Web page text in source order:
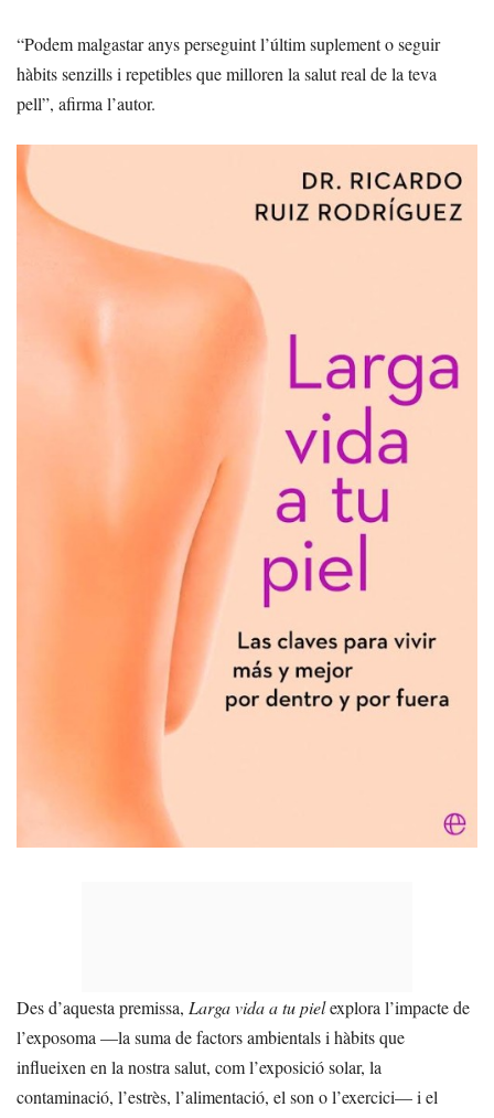
“Podem malgastar anys perseguint l’últim suplement o seguir
hàbits senzills i repetibles que milloren la salut real de la teva
pell”, afirma l’autor.
Des d’aquesta premissa, Larga vida a tu pielexplora l’impacte de
l’exposoma —la suma de factors ambientals i hàbits que
influeixen en la nostra salut, com l’exposició solar, la
contaminació, l’estrès, l’alimentació, el son o l’exercici— i el